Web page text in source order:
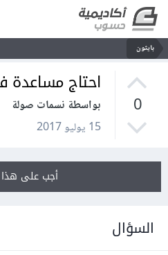
بايثون
0
احتاج مساعدة
بواسطة نسمات صولة
15 يوليو 2017
أجب على هذا
السؤال